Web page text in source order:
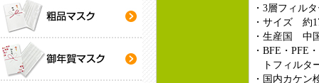
3層フィル
サイズ 約
生産国 中
BFE・PFE
トフィルタ
国内カケン